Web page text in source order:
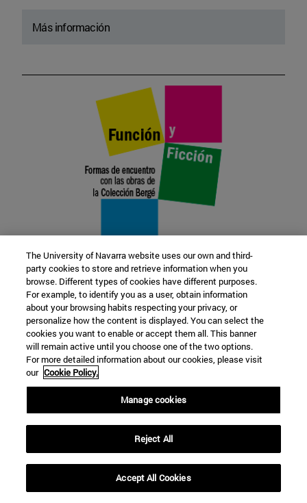
Más información
22 SEP
FUNCIÓN Y FICCIÓN. Varios artistas
Más información
The University of Navarra website uses our own and third-
party cookies to store and retrieve information when you
browse. Different types of cookies have different purposes.
For example, to identify you as a user, obtain information
about your browsing habits respecting your privacy, or
personalize how the content is displayed. You can select the
cookies you want to enable or accept them all. This banner
will remain active until you choose one of the two options.
For more detailed information about our cookies, please visit
our Cookie Policy.
Manage cookies
Reject All
Accept All Cookies